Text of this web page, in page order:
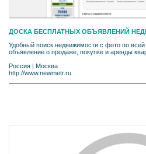
ДОСКА БЕСПЛАТНЫХ ОБЪЯВЛЕНИЙ
Удобный поиск недвижимости с фото по
объявление о продаже, покупке и аренды
Россия | Москва
http://www.newmetr.ru